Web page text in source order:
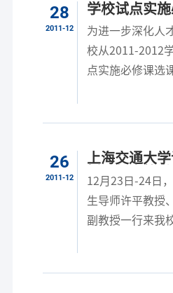
28
2011-12
学校试点实
不断深化人才
为进一步深化人
校从2011-2012
点实施必修课选
26
2011-12
上海交通大
授一行来校学
12月23日-24日
生导师许平教授
副教授一行来我